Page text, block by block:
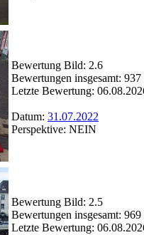
Bewertung Bild: 2.6
Bewertungen insgesamt: 937
Letzte Bewertung:
Datum: 31.07.2022
Perspektive: NEIN
Bewertung Bild: 2.5
Bewertungen insgesamt: 969
Letzte Bewertung: